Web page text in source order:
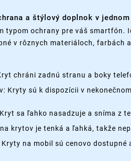
a štýlový doplnok v jednom
typom ochrany pre váš
v rôznych materiáloch, farbách
chráni zadnú stranu a boky
Kryty sú k dispozícii v
sa ľahko nasadzuje a sníma z
krytov je tenká a ľahká, takže
na mobil sú cenovo dostupné